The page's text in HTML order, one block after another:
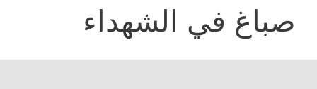
صباغ في الشهداء